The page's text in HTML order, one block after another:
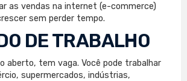
as vendas na internet (e-commerce)
sem perder tempo.
DE TRABALHO
aberto, tem vaga. Você pode trabalhar
supermercados, indústrias,